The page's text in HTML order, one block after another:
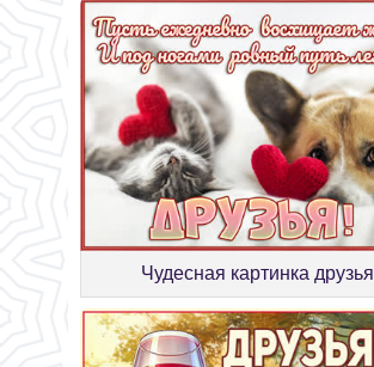
Чудесная картинка друзья